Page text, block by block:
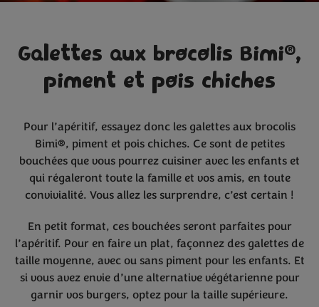
Galettes aux brocolis Bimi®,
piment et pois chiches
Pour l’apéritif, essayez donc les galettes aux brocolis
Bimi®, piment et pois chiches. Ce sont de petites
bouchées que vous pourrez cuisiner avec les enfants et
qui régaleront toute la famille et vos amis, en toute
convivialité. Vous allez les surprendre, c’est certain !
En petit format, ces bouchées seront parfaites pour
l’apéritif. Pour en faire un plat, façonnez des galettes de
taille moyenne, avec ou sans piment pour les enfants. Et
si vous avez envie d’une alternative végétarienne pour
garnir vos burgers, optez pour la taille supérieure.